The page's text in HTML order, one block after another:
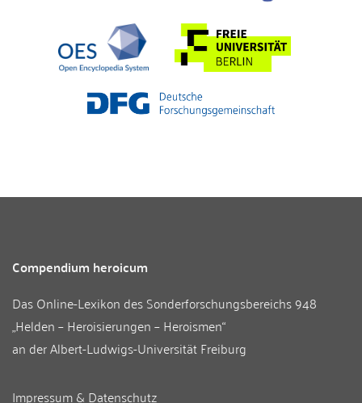
Compendium heroicum
Das Online-Lexikon desSonderforschungsbereichs 948
„Helden – Heroisierungen – Heroismen“
an derAlbert-Ludwigs-Universität Freiburg
Impressum & Datenschutz